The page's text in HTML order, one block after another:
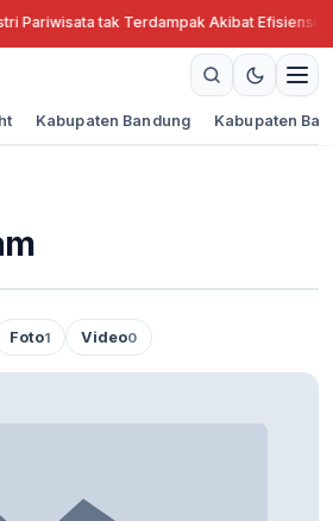
Pariwisata tak Terdampak Akibat Efisiensi
Kabupaten Bandung Kabupaten
Foto1 Video0